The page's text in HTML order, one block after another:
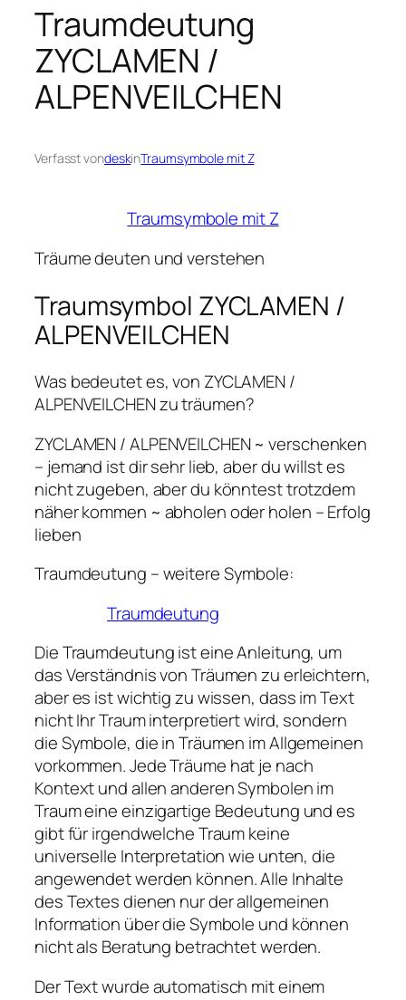
Traumdeutung
ZYCLAMEN /
ALPENVEILCHEN
Verfasst vondeskinTraumsymbole mit Z
Traumsymbole mit Z
Träume deuten und verstehen
Traumsymbol ZYCLAMEN /
ALPENVEILCHEN
Was bedeutet es, von ZYCLAMEN /
ALPENVEILCHEN zu träumen?
ZYCLAMEN / ALPENVEILCHEN ~ verschenken
– jemand ist dir sehr lieb, aber du willst es
nicht zugeben, aber du könntest trotzdem
näher kommen ~ abholen oder holen – Erfolg
lieben
Traumdeutung – weitere Symbole:
Traumdeutung
Die Traumdeutung ist eine Anleitung, um
das Verständnis von Träumen zu erleichtern,
aber es ist wichtig zu wissen, dass im Text
nicht Ihr Traum interpretiert wird, sondern
die Symbole, die in Träumen im Allgemeinen
vorkommen. Jede Träume hat je nach
Kontext und allen anderen Symbolen im
Traum eine einzigartige Bedeutung und es
gibt für irgendwelche Traum keine
universelle Interpretation wie unten, die
angewendet werden können. Alle Inhalte
des Textes dienen nur der allgemeinen
Information über die Symbole und können
nicht als Beratung betrachtet werden.
Der Text wurde automatisch mit einem